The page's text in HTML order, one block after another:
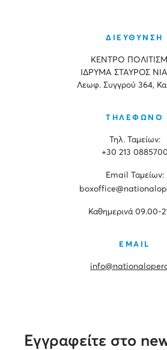
ΔΙΕΥΘΥΝΣΗ
ΚΕΝΤΡΟ
ΙΔΡΥΜΑ ΣΤΑΥΡΟΣ
Λεωφ. Συγγρού 364,
ΤΗΛΕΦΩΝΟ
Τηλ. Ταμείων:
+30 213 0885700
Εmail Ταμείων:
Καθημερινά 09.00-
EMAIL
Εγγραφείτε στο